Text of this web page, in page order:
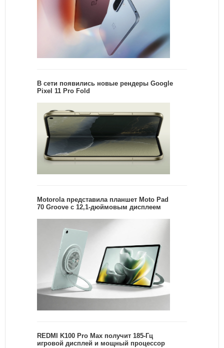
В сети появились новые рендеры Google
Pixel 11 Pro Fold
Motorola представила планшет Moto Pad
70 Groove с 12,1-дюймовым дисплеем
REDMI K100 Pro Max получит 185-Гц
игровой дисплей и мощный процессор